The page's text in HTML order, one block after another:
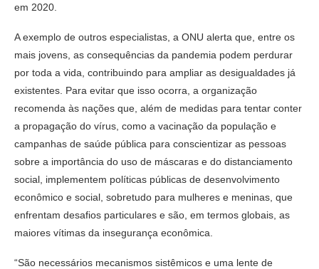
em 2020.
A exemplo de outros especialistas, a ONU alerta que, entre os
mais jovens, as consequências da pandemia podem perdurar
por toda a vida, contribuindo para ampliar as desigualdades já
existentes. Para evitar que isso ocorra, a organização
recomenda às nações que, além de medidas para tentar conter
a propagação do vírus, como a vacinação da população e
campanhas de saúde pública para conscientizar as pessoas
sobre a importância do uso de máscaras e do distanciamento
social, implementem políticas públicas de desenvolvimento
econômico e social, sobretudo para mulheres e meninas, que
enfrentam desafios particulares e são, em termos globais, as
maiores vítimas da insegurança econômica.
“São necessários mecanismos sistêmicos e uma lente de